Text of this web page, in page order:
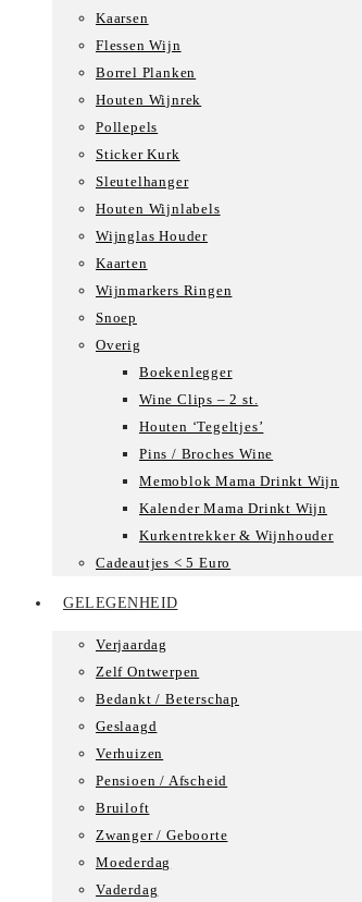
Kaarsen
Flessen Wijn
Borrel Planken
Houten Wijnrek
Pollepels
Sticker Kurk
Sleutelhanger
Houten Wijnlabels
Wijnglas Houder
Kaarten
Wijnmarkers Ringen
Snoep
Overig
Boekenlegger
Wine Clips – 2 st.
Houten ‘Tegeltjes’
Pins / Broches Wine
Memoblok Mama Drinkt Wijn
Kalender Mama Drinkt Wijn
Kurkentrekker & Wijnhouder
Cadeautjes < 5 Euro
GELEGENHEID
Verjaardag
Zelf Ontwerpen
Bedankt / Beterschap
Geslaagd
Verhuizen
Pensioen / Afscheid
Bruiloft
Zwanger / Geboorte
Moederdag
Vaderdag